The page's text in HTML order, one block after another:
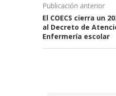
Publicación anterior
El COECS cierra un
al Decreto de
Enfermería escolar